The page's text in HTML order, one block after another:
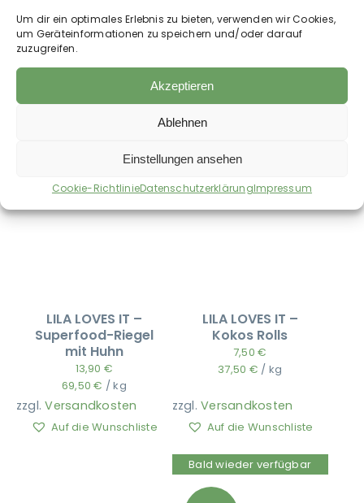
Um dir ein optimales Erlebnis zu bieten, verwenden wir Cookies,
um Geräteinformationen zu speichern und/oder darauf
zuzugreifen.
Akzeptieren
Ablehnen
Einstellungen ansehen
Cookie-RichtlinieDatenschutzerklärungImpressum
For Dogs Only –
Karotten-Chips
zzgl.
Waldkraft –
Leberkraft 200 g
zzgl.
Auf die Wunschliste
LILA LOVES IT –
Superfood-Riegel
mit Huhn
13,90 €
69,50€ /kg
zzgl.Versandkosten
Auf die Wunschliste
LILA LOVES IT –
Kokos Rolls
7,50€
37,50 € / kg
zzgl.Versandkosten
Auf die Wunschliste
Bald wieder verfügbar